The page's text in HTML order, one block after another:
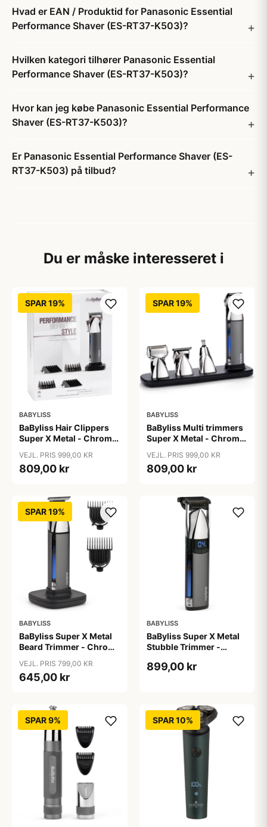
Hvad er EAN / Produktid for Panasonic Essential
Performance Shaver (ES-RT37-K503)?
Hvilken kategori tilhører Panasonic Essential
Performance Shaver (ES-RT37-K503)?
Hvor kan jeg købe Panasonic Essential Performance
Shaver (ES-RT37-K503)?
Er Panasonic Essential Performance Shaver (ES-
RT37-K503) på tilbud?
Du er måske interesseret i
SPAR 19%
BABYLISS
BaByliss Hair Clippers
Super X Metal - Chrome
VEJL. PRIS 999,00 KR
809,00 kr
SPAR 19%
BABYLISS
BaByliss Multi trimmers
Super X Metal - Chrome
VEJL. PRIS 999,00 KR
809,00 kr
SPAR 19%
BABYLISS
BaByliss Super X Metal
Beard Trimmer - Chrome
VEJL. PRIS 799,00 KR
645,00 kr
BABYLISS
BaByliss Super X Metal
Stubble Trimmer -
899,00 kr
SPAR 9% SPAR 10%